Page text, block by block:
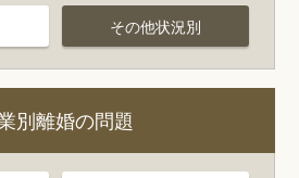
その他状況別
別離婚の問題